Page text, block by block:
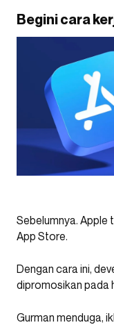
Begini cara
Sebelumnya. Apple
App Store.
Dengan cara ini,
dipromosikan pada
Gurman menduga,